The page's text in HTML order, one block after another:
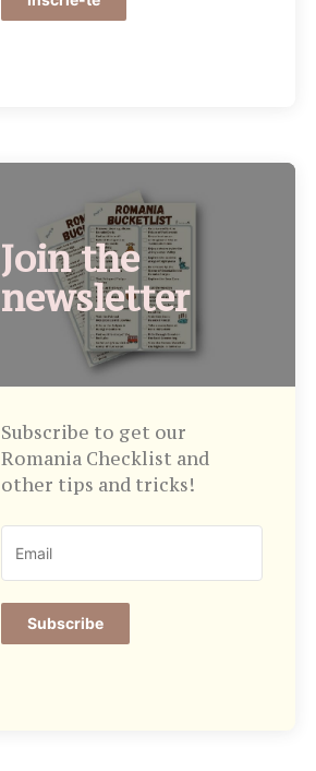
Join the
newsletter
Subscribe to get our
Romania Checklist and
other tips and tricks!
Subscribe